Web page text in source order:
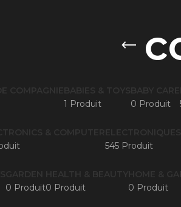
1 Produit
0 Produit
545 Produit
0 Produit0 Produit
0 Produit